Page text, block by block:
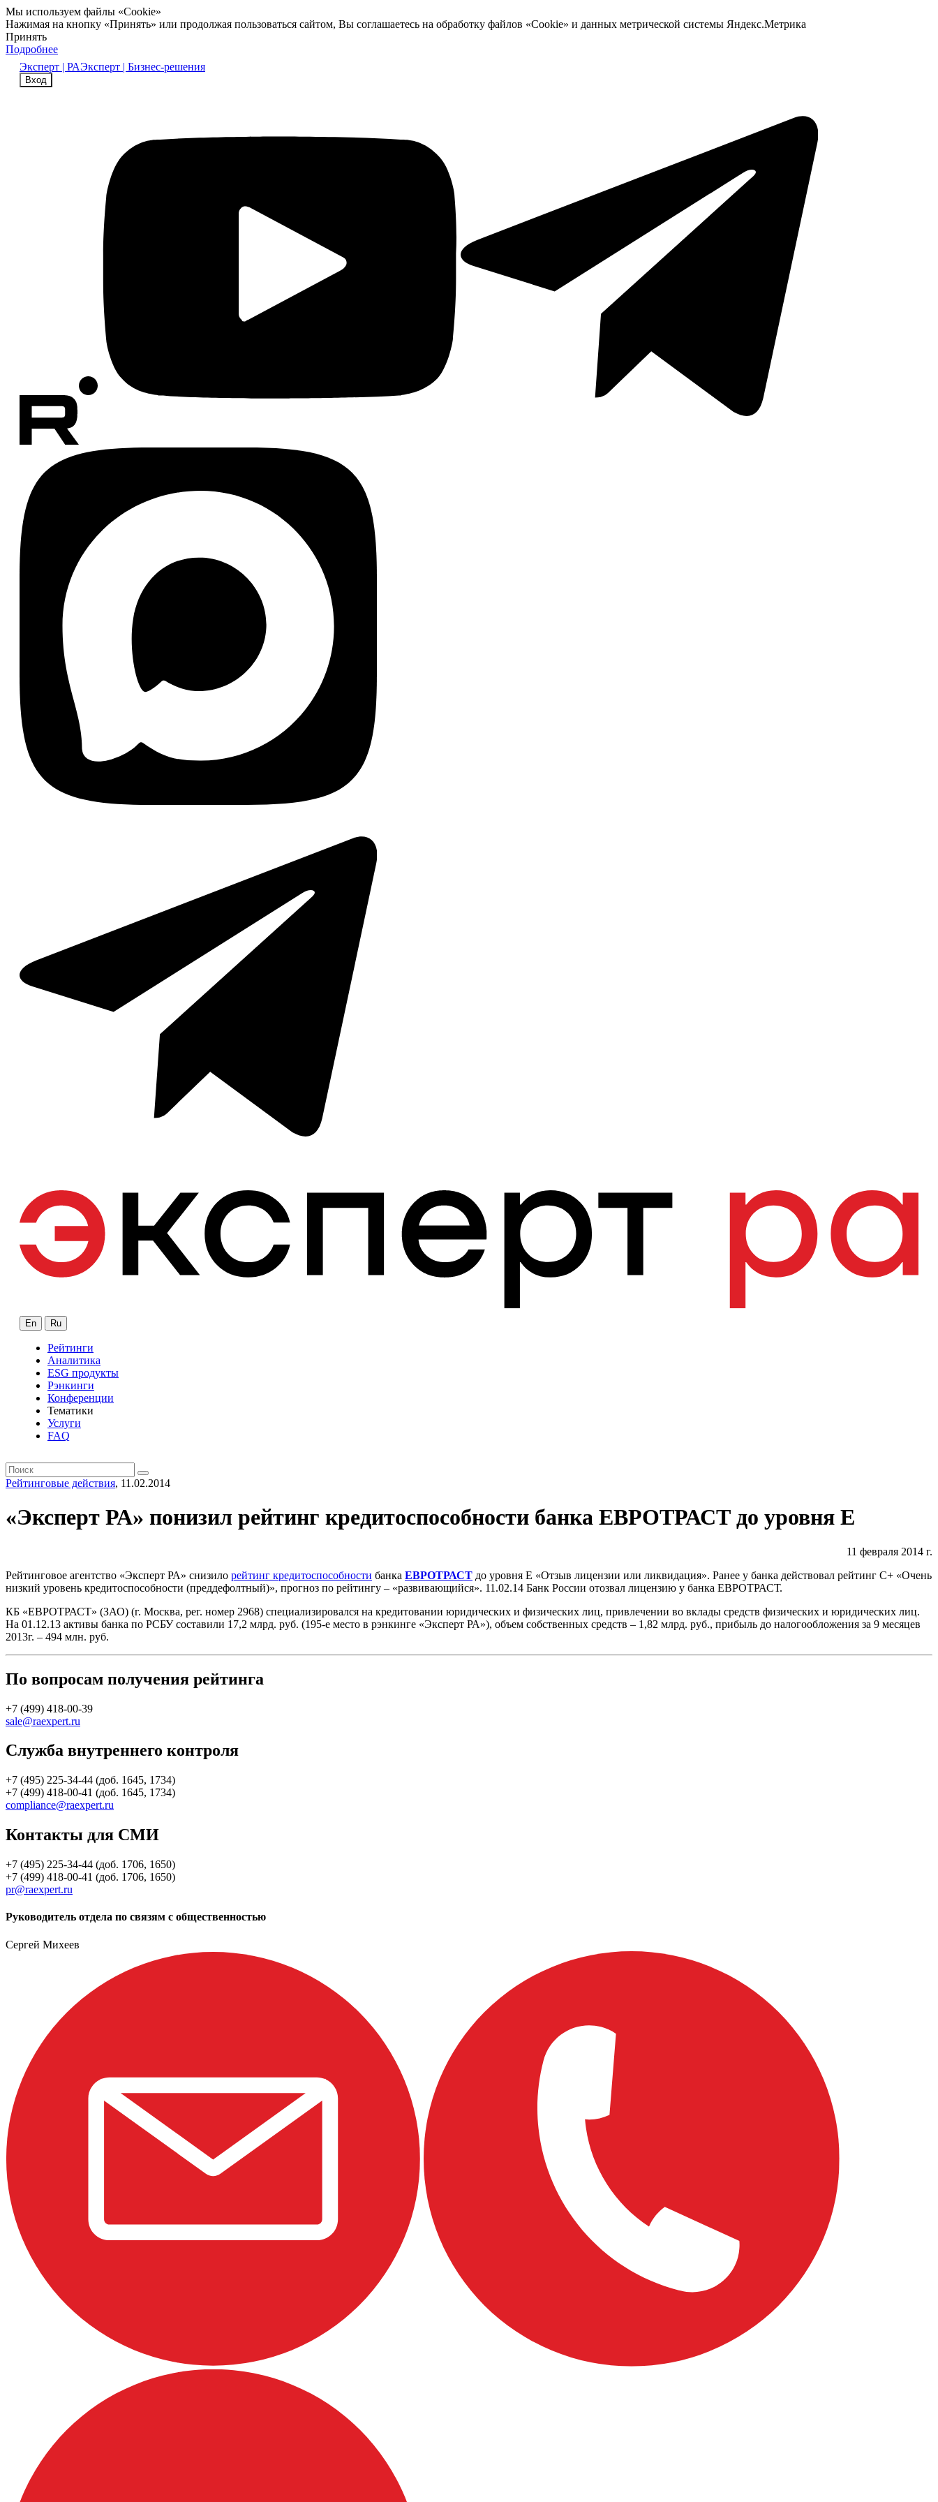
Мы используем файлы «Cookie»
Нажимая на кнопку «Принять» или продолжая пользоваться сайтом, Вы соглашаетесь на обработку файлов «Cookie» и данных метрической системы Яндекс.Метрика
Принять
Подробнее
Эксперт | РАЭксперт | Бизнес-решения
Вход
En Ru
Рейтинги
Аналитика
ESG продукты
Рэнкинги
Конференции
Тематики
Услуги
FAQ
Рейтинговые действия, 11.02.2014
«Эксперт РА» понизил рейтинг кредитоспособности банка ЕВРОТРАСТ до уровня Е
11 февраля 2014 г.
Рейтинговое агентство «Эксперт РА» снизило рейтинг кредитоспособности банка ЕВРОТРАСТ до уровня Е «Отзыв лицензии или ликвидация». Ранее у банка действовал рейтинг C+ «Очень
низкий уровень кредитоспособности (преддефолтный)», прогноз по рейтингу – «развивающийся». 11.02.14 Банк России отозвал лицензию у банка ЕВРОТРАСТ.
КБ «ЕВРОТРАСТ» (ЗАО) (г. Москва, рег. номер 2968) специализировался на кредитовании юридических и физических лиц, привлечении во вклады средств физических и юридических лиц.
На 01.12.13 активы банка по РСБУ составили 17,2 млрд. руб. (195-е место в рэнкинге «Эксперт РА»), объем собственных средств – 1,82 млрд. руб., прибыль до налогообложения за 9 месяцев
2013г. – 494 млн. руб.
По вопросам получения рейтинга
+7 (499) 418-00-39
sale@raexpert.ru
Служба внутреннего контроля
+7 (495) 225-34-44 (доб. 1645, 1734)
+7 (499) 418-00-41 (доб. 1645, 1734)
compliance@raexpert.ru
Контакты для СМИ
+7 (495) 225-34-44 (доб. 1706, 1650)
+7 (499) 418-00-41 (доб. 1706, 1650)
pr@raexpert.ru
Руководитель отдела по связям с общественностью
Сергей Михеев